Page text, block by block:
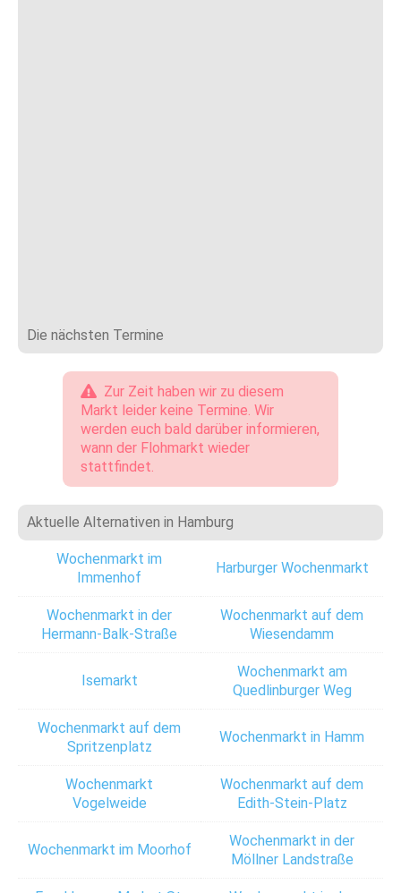
Die nächsten Termine
Zur Zeit haben wir zu diesem
Markt leider keine Termine. Wir
werden euch bald darüber informieren,
wann der Flohmarkt wieder
stattfindet.
Aktuelle Alternativen in Hamburg
Wochenmarkt im
Immenhof
Harburger Wochenmarkt
Wochenmarkt in der
Hermann-Balk-Straße
Wochenmarkt auf dem
Wiesendamm
Isemarkt
Wochenmarkt am
Quedlinburger Weg
Wochenmarkt auf dem
Spritzenplatz
Wochenmarkt in Hamm
Wochenmarkt
Vogelweide
Wochenmarkt auf dem
Edith-Stein-Platz
Wochenmarkt im Moorhof
Wochenmarkt in der
Möllner Landstraße